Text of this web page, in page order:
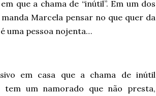
que a chama de “inútil”. Em um dos
Marcela pensar no que quer da
uma pessoa nojenta…
em casa que a chama de inútil
tem um namorado que não presta,